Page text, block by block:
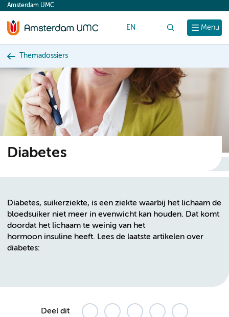
content
Menu
Amsterdam UMC
EN
Themadossiers
Diabetes
Diabetes, suikerziekte, is een ziekte waarbij het lichaam de
bloedsuiker niet meer in evenwicht kan houden. Dat komt
doordat het lichaam te weinig van het
hormoon insuline heeft. Lees de laatste artikelen over
diabetes:
Deel dit